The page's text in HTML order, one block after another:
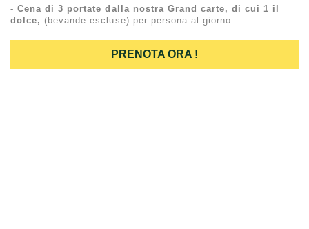
- Cena di 3 portate dalla nostra Grand carte, di cui 1 il
dolce, (bevande escluse) per persona al giorno
PRENOTA ORA !